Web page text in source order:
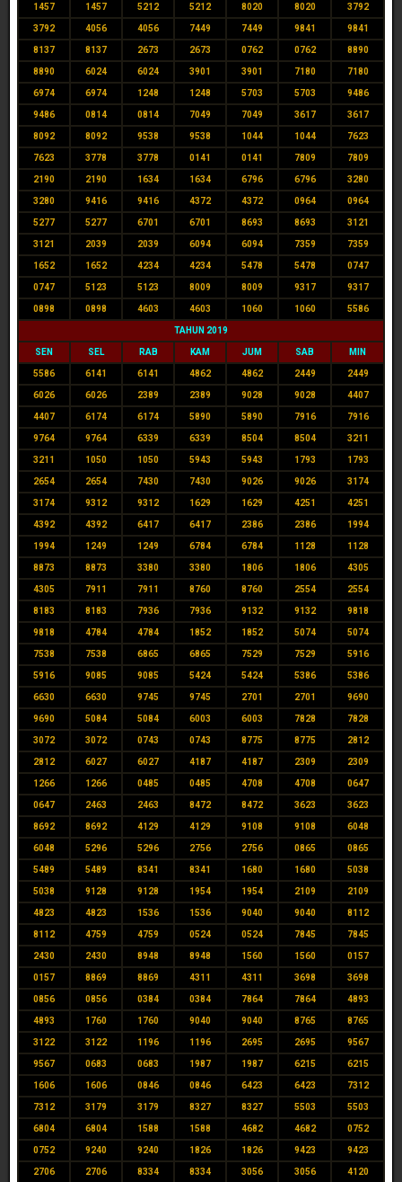
1457 1457 5212 5212 8020 8020 3792
3792 4056 4056 7449 7449 9841 9841
8137 8137 2673 2673 0762 0762 8890
8890 6024 6024 3901 3901 7180 7180
6974 6974 1248 1248 5703 5703 9486
9486 0814 0814 7049 7049 3617 3617
8092 8092 9538 9538 1044 1044 7623
7623 3778 3778 0141 0141 7809 7809
2190 2190 1634 1634 6796 6796 3280
3280 9416 9416 4372 4372 0964 0964
5277 5277 6701 6701 8693 8693 3121
3121 2039 2039 6094 6094 7359 7359
1652 1652 4234 4234 5478 5478 0747
0747 5123 5123 8009 8009 9317 9317
0898 0898 4603 4603 1060 1060 5586
TAHUN 2019
SEN SEL RAB KAM JUM SAB MIN
5586 6141 6141 4862 4862 2449 2449
6026 6026 2389 2389 9028 9028 4407
4407 6174 6174 5890 5890 7916 7916
9764 9764 6339 6339 8504 8504 3211
3211 1050 1050 5943 5943 1793 1793
2654 2654 7430 7430 9026 9026 3174
3174 9312 9312 1629 1629 4251 4251
4392 4392 6417 6417 2386 2386 1994
1994 1249 1249 6784 6784 1128 1128
8873 8873 3380 3380 1806 1806 4305
4305 7911 7911 8760 8760 2554 2554
8183 8183 7936 7936 9132 9132 9818
9818 4784 4784 1852 1852 5074 5074
7538 7538 6865 6865 7529 7529 5916
5916 9085 9085 5424 5424 5386 5386
6630 6630 9745 9745 2701 2701 9690
9690 5084 5084 6003 6003 7828 7828
3072 3072 0743 0743 8775 8775 2812
2812 6027 6027 4187 4187 2309 2309
1266 1266 0485 0485 4708 4708 0647
0647 2463 2463 8472 8472 3623 3623
8692 8692 4129 4129 9108 9108 6048
6048 5296 5296 2756 2756 0865 0865
5489 5489 8341 8341 1680 1680 5038
5038 9128 9128 1954 1954 2109 2109
4823 4823 1536 1536 9040 9040 8112
8112 4759 4759 0524 0524 7845 7845
2430 2430 8948 8948 1560 1560 0157
0157 8869 8869 4311 4311 3698 3698
0856 0856 0384 0384 7864 7864 4893
4893 1760 1760 9040 9040 8765 8765
3122 3122 1196 1196 2695 2695 9567
9567 0683 0683 1987 1987 6215 6215
1606 1606 0846 0846 6423 6423 7312
7312 3179 3179 8327 8327 5503 5503
6804 6804 1588 1588 4682 4682 0752
0752 9240 9240 1826 1826 9423 9423
2706 2706 8334 8334 3056 3056 4120